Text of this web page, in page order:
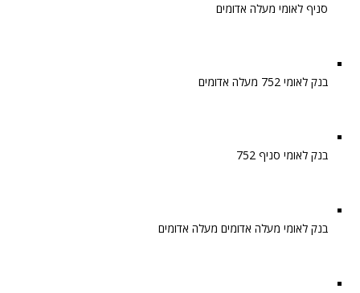
סניף לאומי מעלה אדומים
בנק לאומי 752 מעלה אדומים
בנק לאומי סניף 752
בנק לאומי מעלה אדומים מעלה אדומים